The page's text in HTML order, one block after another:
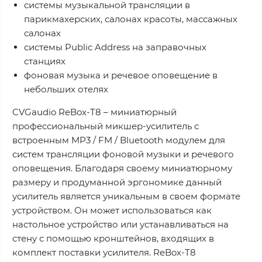
системы музыкальной трансляции в
парикмахерских, салонах красоты, массажных
салонах
системы Public Address на заправочных
станциях
фоновая музыка и речевое оповещение в
небольших отелях
CVGaudio ReBox-T8 – миниатюрный
профессиональный микшер-усилитель с
встроенным MP3 / FM / Bluetooth модулем для
систем трансляции фоновой музыки и речевого
оповещения. Благодаря своему миниатюрному
размеру и продуманной эргономике данный
усилитель является уникальным в своем формате
устройством. Он может использоваться как
настольное устройство или устанавливаться на
стену с помощью кронштейнов, входящих в
комплект поставки усилителя. ReBox-T8